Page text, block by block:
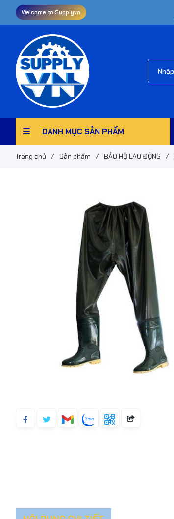
Welcome to Supplyvn
DANH MỤC SẢN PHẨM
Trang chủ / Sản phẩm / BẢO HỘ LAO ĐỘNG /